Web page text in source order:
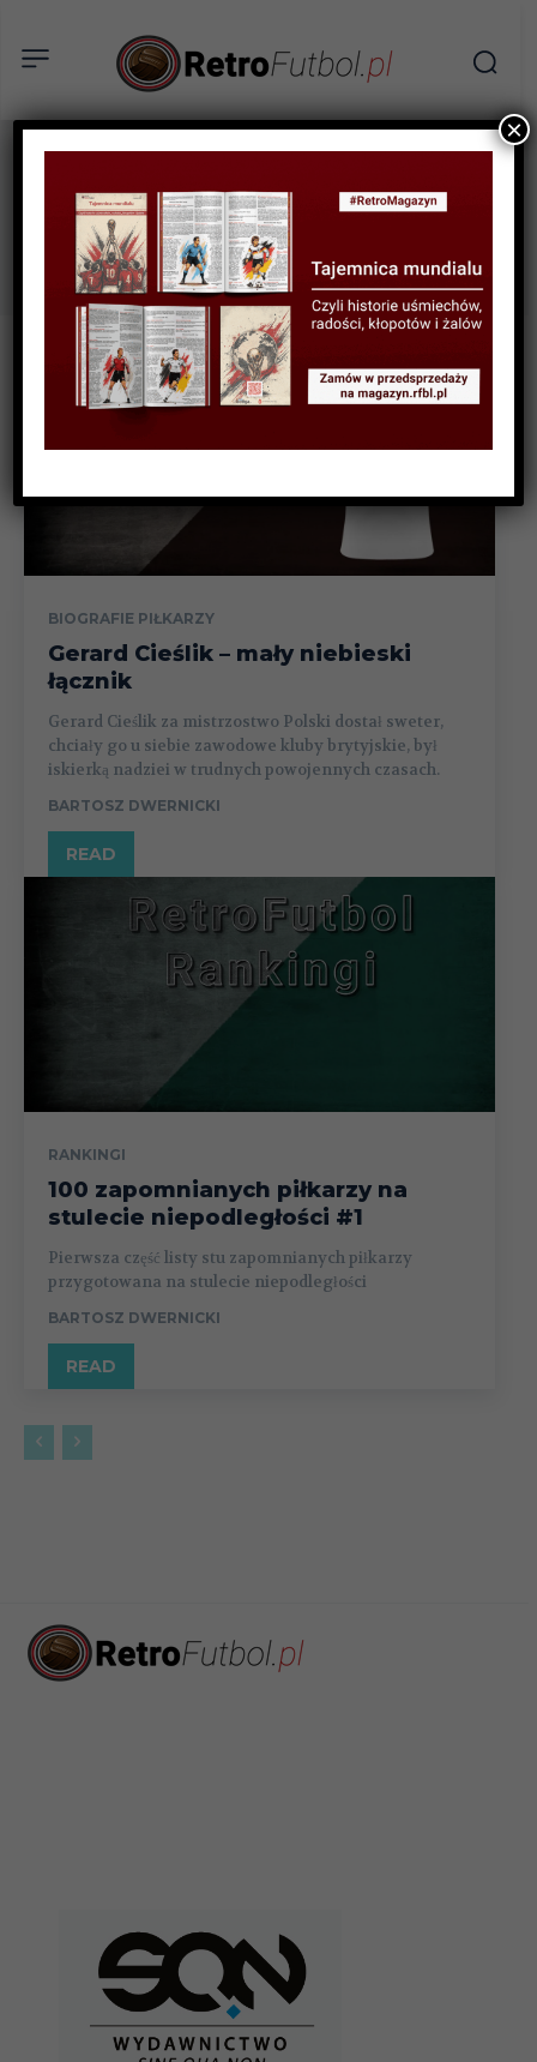
Tag: Henryk Alszer
BIOGRAFIE PIŁKARZY
Gerard Cieślik – mały niebieski
łącznik
Gerard Cieślik za mistrzostwo Polski dostał sweter,
chciały go u siebie zawodowe kluby brytyjskie, był
iskierką nadziei w trudnych powojennych czasach.
BARTOSZ DWERNICKI
READ
RANKINGI
100 zapomnianych piłkarzy na
stulecie niepodległości #1
Pierwsza część listy stu zapomnianych piłkarzy
przygotowana na stulecie niepodległości
BARTOSZ DWERNICKI
READ
×